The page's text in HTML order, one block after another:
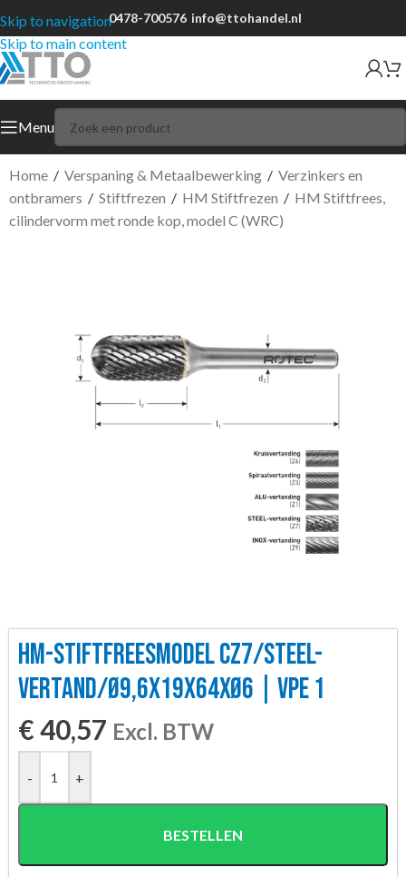
Skip to navigation
Skip to main content
0478-700576 info@ttohandel.nl
Menu
Home / Verspaning & Metaalbewerking / Verzinkers en
ontbramers / Stiftfrezen / HM Stiftfrezen / HM Stiftfrees,
cilindervorm met ronde kop, model C (WRC)
HM-STIFTFREESMODEL CZ7/STEEL-
VERTAND/Ø9,6X19X64XØ6 | VPE 1
€40,57 Excl. BTW
- +
BESTELLEN